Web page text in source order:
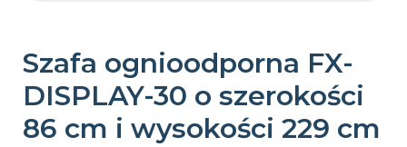
Szafa ognioodporna FX-
DISPLAY-30 o szerokości
86 cm i wysokości 229 cm